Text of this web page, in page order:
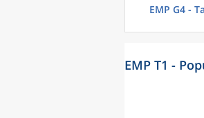
EMP G4 -
EMP T1 -